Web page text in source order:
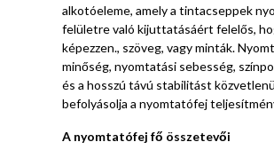
alkotóeleme, amely a tintacseppek
felületre való kijuttatásáért felelős,
képezzen., szöveg, vagy minták.
minőség, nyomtatási sebesség,
és a hosszú távú stabilitást
befolyásolja a nyomtatófej
A nyomtatófej fő összetevői